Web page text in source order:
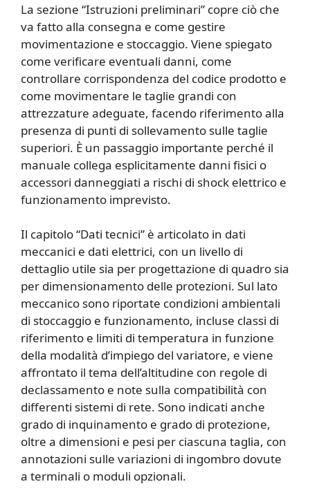
La sezione “Istruzioni preliminari” copre ciò che
va fatto alla consegna e come gestire
movimentazione e stoccaggio. Viene spiegato
come verificare eventuali danni, come
controllare corrispondenza del codice prodotto e
come movimentare le taglie grandi con
attrezzature adeguate, facendo riferimento alla
presenza di punti di sollevamento sulle taglie
superiori. È un passaggio importante perché il
manuale collega esplicitamente danni fisici o
accessori danneggiati a rischi di shock elettrico e
funzionamento imprevisto.
Il capitolo “Dati tecnici” è articolato in dati
meccanici e dati elettrici, con un livello di
dettaglio utile sia per progettazione di quadro sia
per dimensionamento delle protezioni. Sul lato
meccanico sono riportate condizioni ambientali
di stoccaggio e funzionamento, incluse classi di
riferimento e limiti di temperatura in funzione
della modalità d’impiego del variatore, e viene
affrontato il tema dell’altitudine con regole di
declassamento e note sulla compatibilità con
differenti sistemi di rete. Sono indicati anche
grado di inquinamento e grado di protezione,
oltre a dimensioni e pesi per ciascuna taglia, con
annotazioni sulle variazioni di ingombro dovute
a terminali o moduli opzionali.